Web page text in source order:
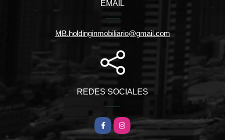
EMAIL
MB.holdinginmobiliario@gmail.com
REDES SOCIALES
FacebookInstagram